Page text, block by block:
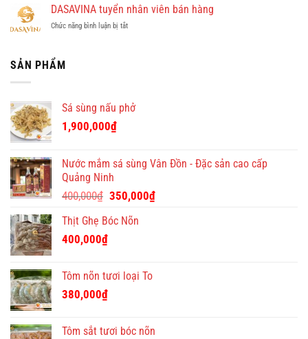
Định
Online
theo
cho
nghiệp
Tết
Việt
An
Thủ
chỉ
nghĩa
độc
đáo
DASAVINA tuyển nhân viên bán hàng
Chức năng bình luận bị tắtở
SẢN PHẨM
Sá sùng nấu phở
1,900,000₫
Nước mắm sá sùng Vân Đồn - Đặc sản cao cấp
Quảng Ninh
400,000₫ Giá
là:
350,000₫Giá
Thịt Ghẹ Bóc Nõn
400,000₫
Tôm nõn tươi loại To
380,000₫
Tôm sắt tươi bóc nõn